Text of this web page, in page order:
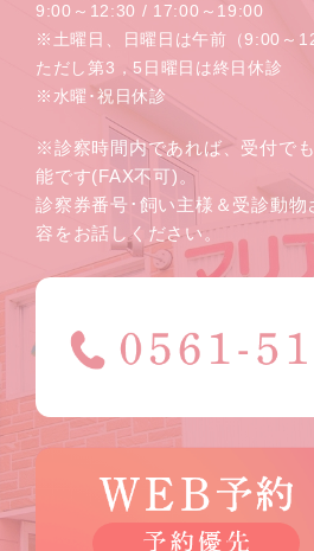
9:00～12:30 / 17:00～19:00
※土曜日、日曜日は午前（9:00～
ただし第3，5日曜日は終日休診
※水曜･祝日休診
※診察時間内であれば、受付で
能です(FAX不可)。
診察券番号･飼い主様＆受診動物
容をお話しください。